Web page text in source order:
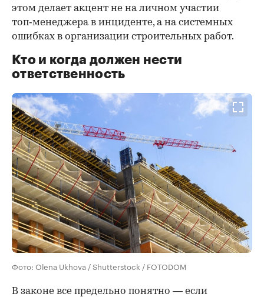
этом делает акцент не на личном участии
топ‑менеджера в инциденте, а на системных
ошибках в организации строительных работ.
Кто и когда должен нести
ответственность
Фото: Olena Ukhova / Shutterstock / FOTODOM
В законе все предельно понятно — если